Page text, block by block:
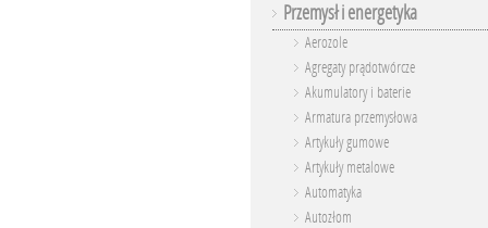
Przemysł i energetyka
Aerozole
Agregaty prądotwórcze
Akumulatory i baterie
Armatura przemysłowa
Artykuły gumowe
Artykuły metalowe
Automatyka
Autozłom